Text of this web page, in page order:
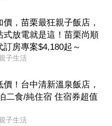
，苗栗最狂親子飯店，
式放電就是這！苗栗尚順
房專案$4,180起～
子生活
！台中清新溫泉飯店，
二食/純住宿 住宿券超值
子生活